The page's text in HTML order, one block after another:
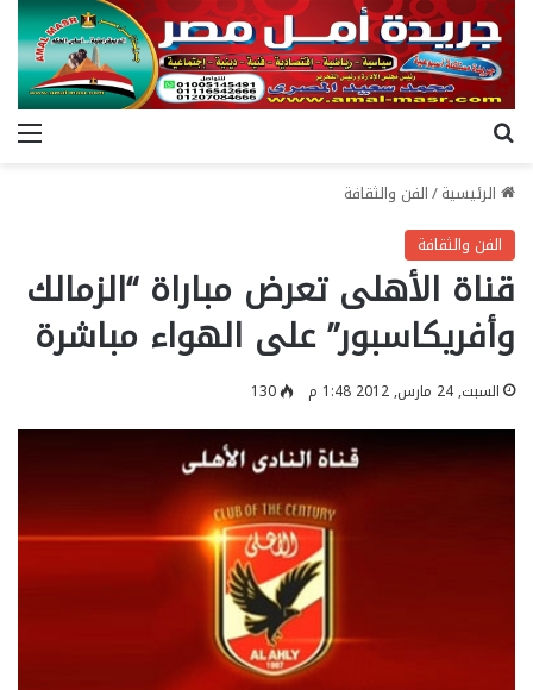
الرئيسية/الفن والثقافة
الفن والثقافة
قناة الأهلى تعرض مباراة “الزمالك
وأفريكاسبور” على الهواء مباشرة
السبت, 24 مارس, 2012 1:48 م 130